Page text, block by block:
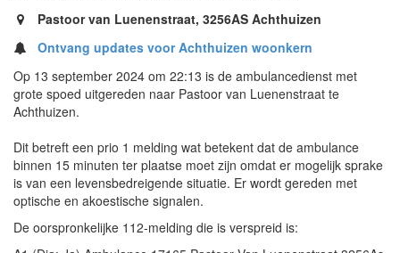
Pastoor van Luenenstraat, 3256AS Achthuizen
Ontvang updates voor Achthuizen woonkern
Op 13 september 2024 om 22:13 is de ambulancedienst met
grote spoed uitgereden naar Pastoor van Luenenstraat te
Achthuizen.
Dit betreft een prio 1 melding wat betekent dat de ambulance
binnen 15 minuten ter plaatse moet zijn omdat er mogelijk sprake
is van een levensbedreigende situatie. Er wordt gereden met
optische en akoestische signalen.
De oorspronkelijke 112-melding die is verspreid is: